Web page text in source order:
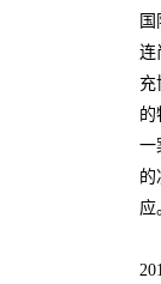
连
充
的
一
的
应